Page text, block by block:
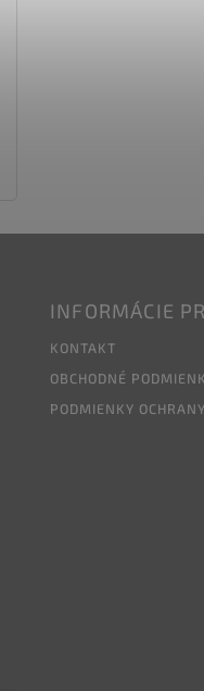
INFORMÁCIE
KONTAKT
OBCHODNÉ
PODMIENKY